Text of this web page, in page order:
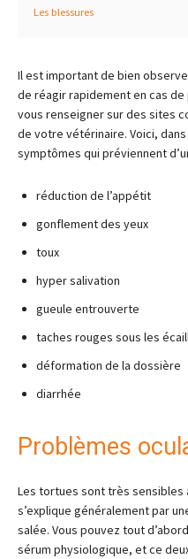
Les blessures
Il est important de bien
de réagir rapidement en cas
vous renseigner sur des sites
de votre vétérinaire. Voici,
symptômes qui préviennent
réduction de l’appétit
gonflement des yeux
toux
hyper salivation
gueule entrouverte
taches rouges sous les
déformation de la dossière
diarrhée
Problèmes
Les tortues sont très sensibles
s’explique généralement par
salée. Vous pouvez tout
sérum physiologique, et ce